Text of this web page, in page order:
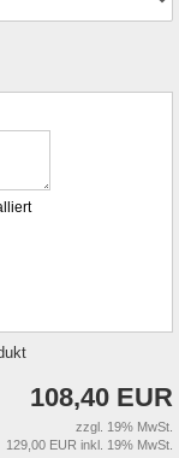
108,40 EUR
zzgl. 19% MwSt.
129,00 EUR inkl. 19% MwSt.